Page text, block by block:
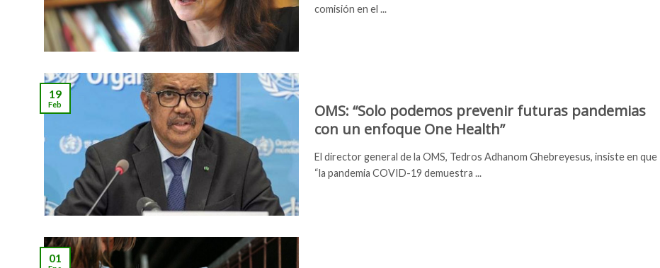
comisión en el ...
OMS: “Solo podemos prevenir futuras pandemias
con un enfoque One Health”
El director general de la OMS, Tedros Adhanom Ghebreyesus, insiste en que
“la pandemia COVID-19 demuestra ...
19
Feb
01